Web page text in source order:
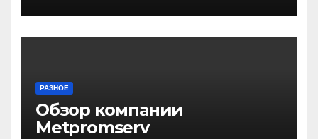
РАЗНОЕ
Обзор компании
Metpromserv